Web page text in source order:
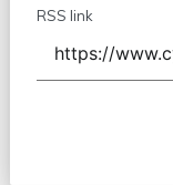
RSS link